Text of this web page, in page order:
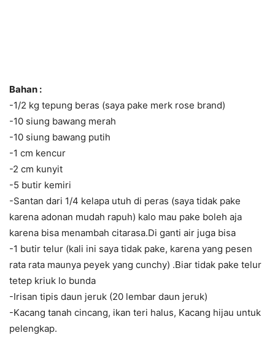
Bahan :
-1/2 kg tepung beras (saya pake merk rose brand)
-10 siung bawang merah
-10 siung bawang putih
-1 cm kencur
-2 cm kunyit
-5 butir kemiri
-Santan dari 1/4 kelapa utuh di peras (saya tidak pake
karena adonan mudah rapuh) kalo mau pake boleh aja
karena bisa menambah citarasa.Di ganti air juga bisa
-1 butir telur (kali ini saya tidak pake, karena yang pesen
rata rata maunya peyek yang cunchy) .Biar tidak pake telur
tetep kriuk lo bunda
-Irisan tipis daun jeruk (20 lembar daun jeruk)
-Kacang tanah cincang, ikan teri halus, Kacang hijau untuk
pelengkap.